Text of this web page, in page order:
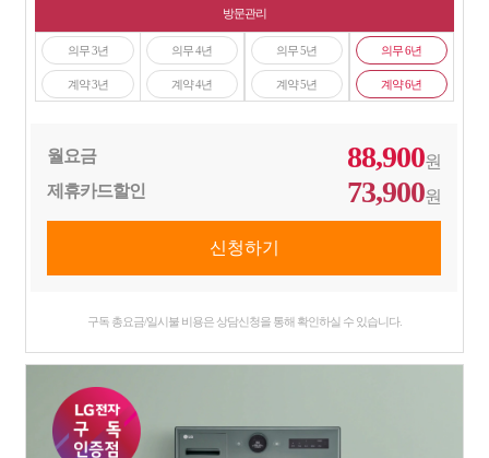
방문관리
의무 3년
계약 3년
의무 4년
계약 4년
의무 5년
계약 5년
의무 6년
계약 6년
월요금 88,900원
제휴카드할인
73,900원
구독 총요금/일시불 비용은 상담신청을 통해 확인하실 수 있습니다.